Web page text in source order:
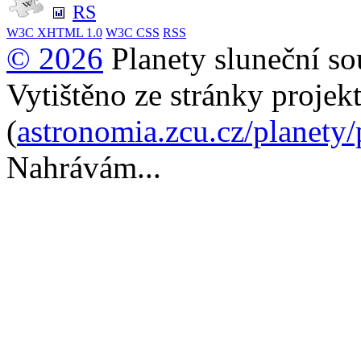
RS
W3C XHTML 1.0 W3C CSS RSS
© 2026 Planety sluneční
Vytištěno ze stránky
(astronomia.zcu.cz/
Nahrávám...